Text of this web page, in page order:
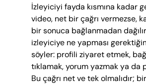
İzleyiciyi fayda kısmına kadar
video, net bir çağrı vermezse,
bir sonuca bağlanmadan
izleyiciye ne yapması
söyler: profili ziyaret etmek,
tıklamak, yorum yazmak ya da
Bu çağrı net ve tek olmalıdır;